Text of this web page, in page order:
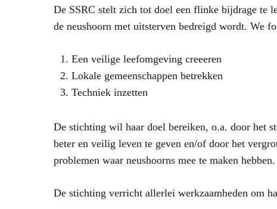
De SSRC stelt zich tot doel een flinke bijdrage te
de neushoorn met uitsterven bedreigd wordt. We
Een veilige leefomgeving creeeren
Lokale gemeenschappen betrekken
Techniek inzetten
De stichting wil haar doel bereiken, o.a. door het
beter en veilig leven te geven en/of door het
problemen waar neushoorns mee te maken hebben.
De stichting verricht allerlei werkzaamheden om